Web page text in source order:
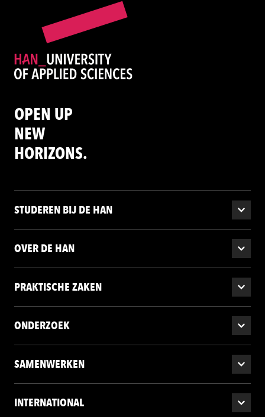
OPEN UP
NEW
HORIZONS.
STUDEREN BIJ DE HAN
OVER DE HAN
PRAKTISCHE ZAKEN
ONDERZOEK
SAMENWERKEN
INTERNATIONAL